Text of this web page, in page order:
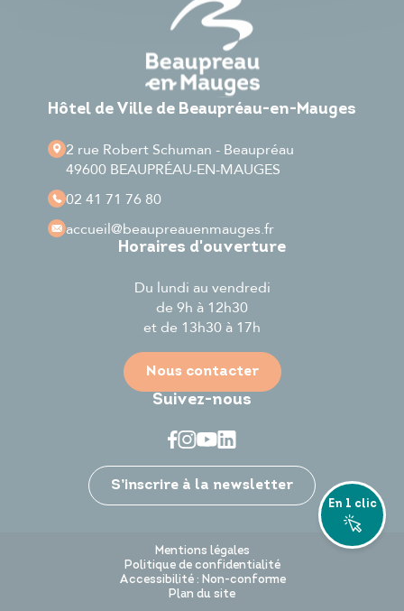
Je participe
Hôtel de Ville de Beaupréau-en-Mauges
2 rue Robert Schuman - Beaupréau
49600 BEAUPRÉAU-EN-MAUGES
02 41 71 76 80
accueil@beaupreauenmauges.fr
Horaires d'ouverture
Du lundi au vendredi
de 9h à 12h30
et de 13h30 à 17h
Nous contacter
Suivez-nous
S’inscrire à la newsletter
Mentions légales
Politique de confidentialité
Accessibilité : Non-conforme
Plan du site
En 1 clic